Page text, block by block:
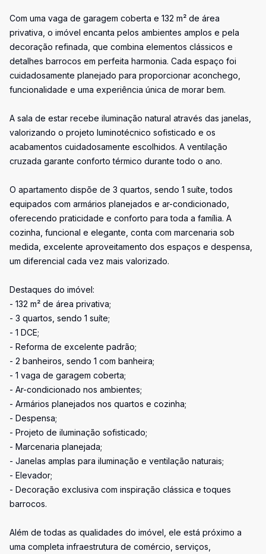
Com uma vaga de garagem coberta e 132 m² de área
privativa, o imóvel encanta pelos ambientes amplos e pela
decoração refinada, que combina elementos clássicos e
detalhes barrocos em perfeita harmonia. Cada espaço foi
cuidadosamente planejado para proporcionar aconchego,
funcionalidade e uma experiência única de morar bem.
A sala de estar recebe iluminação natural através das janelas,
valorizando o projeto luminotécnico sofisticado e os
acabamentos cuidadosamente escolhidos. A ventilação
cruzada garante conforto térmico durante todo o ano.
O apartamento dispõe de 3 quartos, sendo 1 suíte, todos
equipados com armários planejados e ar-condicionado,
oferecendo praticidade e conforto para toda a família. A
cozinha, funcional e elegante, conta com marcenaria sob
medida, excelente aproveitamento dos espaços e despensa,
um diferencial cada vez mais valorizado.
Destaques do imóvel:
- 132 m² de área privativa;
- 3 quartos, sendo 1 suíte;
- 1 DCE;
- Reforma de excelente padrão;
- 2 banheiros, sendo 1 com banheira;
- 1 vaga de garagem coberta;
- Ar-condicionado nos ambientes;
- Armários planejados nos quartos e cozinha;
- Despensa;
- Projeto de iluminação sofisticado;
- Marcenaria planejada;
- Janelas amplas para iluminação e ventilação naturais;
- Elevador;
- Decoração exclusiva com inspiração clássica e toques
barrocos.
Além de todas as qualidades do imóvel, ele está próximo a
uma completa infraestrutura de comércio, serviços,